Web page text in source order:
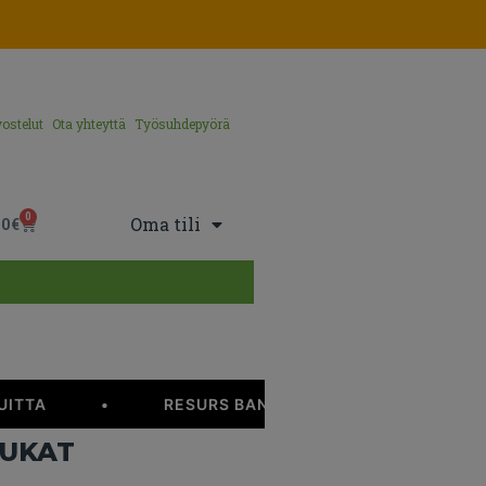
Ota yhteyttä Työsuhdepyörä
€ 0 Oma tili
RESURS BANKILLA 12 KK KOROTONTA